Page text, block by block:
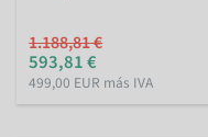
1.188,81 €
593,81 €
499,00 EUR más IVA